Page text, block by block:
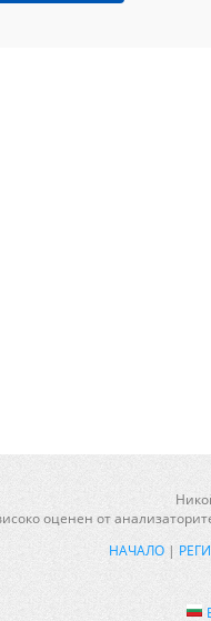
оценен от
НАЧАЛО |